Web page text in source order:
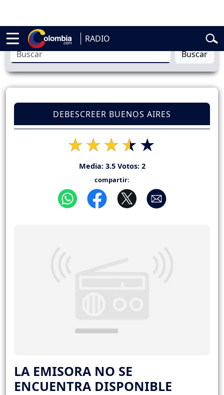
RADIO
de la Espriella Vuelta a Colombia
Buscar
DEBESCREER BUENOS AIRES
Media: 3.5Votos: 2
compartir:
LA EMISORA NO SE
ENCUENTRA DISPONIBLE